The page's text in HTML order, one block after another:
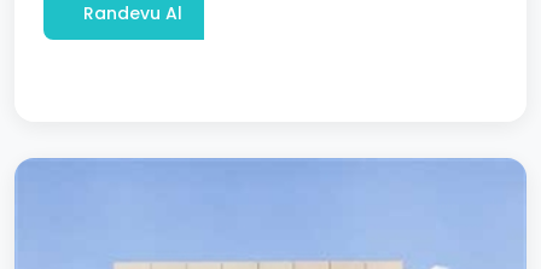
Randevu Al